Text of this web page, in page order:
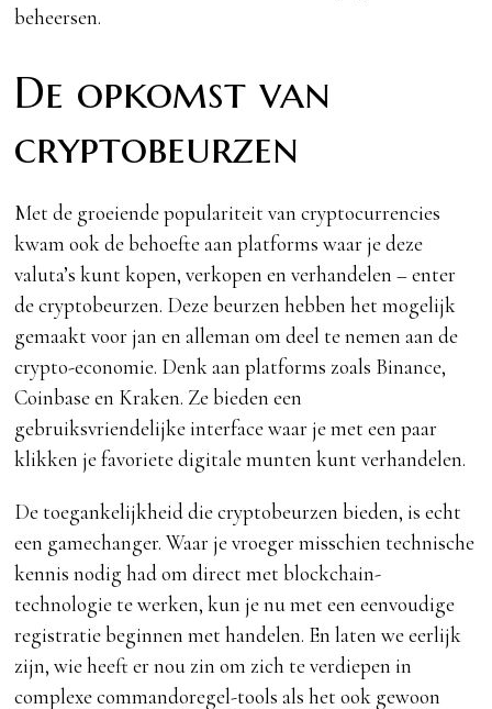
beheersen.
De opkomst van
cryptobeurzen
Met de groeiende populariteit van cryptocurrencies
kwam ook de behoefte aan platforms waar je deze
valuta’s kunt kopen, verkopen en verhandelen – enter
de cryptobeurzen. Deze beurzen hebben het mogelijk
gemaakt voor jan en alleman om deel te nemen aan de
crypto-economie. Denk aan platforms zoals Binance,
Coinbase en Kraken. Ze bieden een
gebruiksvriendelijke interface waar je met een paar
klikken je favoriete digitale munten kunt verhandelen.
De toegankelijkheid die cryptobeurzen bieden, is echt
een gamechanger. Waar je vroeger misschien technische
kennis nodig had om direct met blockchain-
technologie te werken, kun je nu met een eenvoudige
registratie beginnen met handelen. En laten we eerlijk
zijn, wie heeft er nou zin om zich te verdiepen in
complexe commandoregel-tools als het ook gewoon